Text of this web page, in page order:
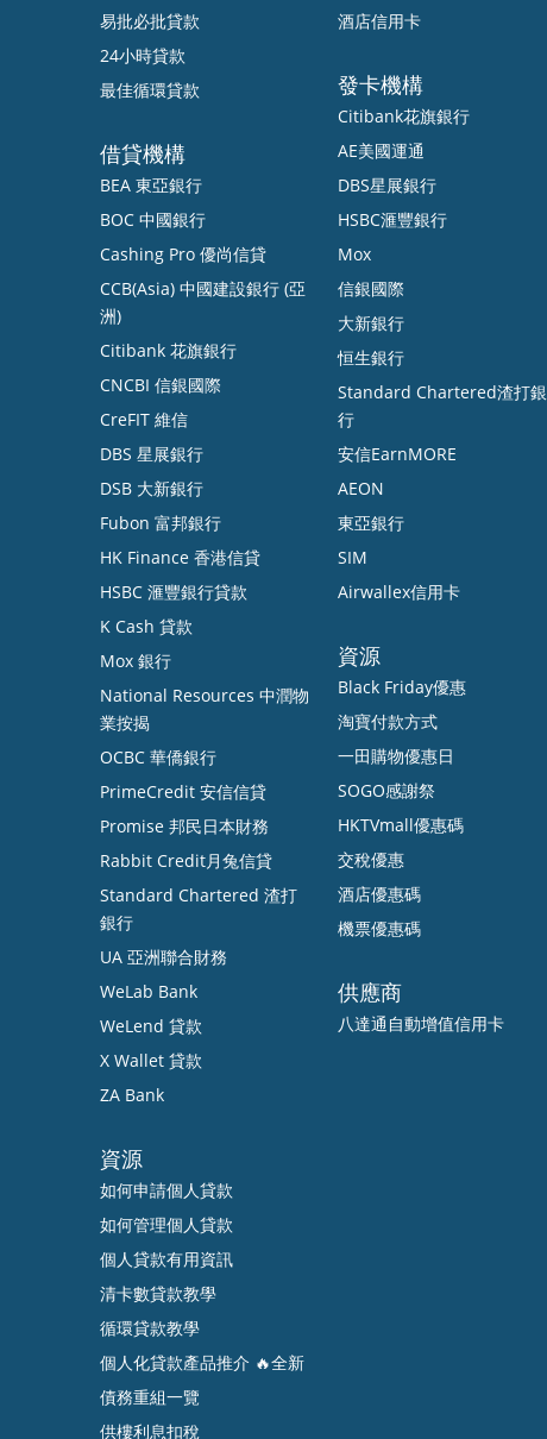
易批必批貸款
24小時貸款
最佳循環貸款
借貸機構
BEA 東亞銀行
BOC 中國銀行
Cashing Pro 優尚信貸
CCB(Asia) 中國建設銀行 (亞
洲)
Citibank 花旗銀行
CNCBI 信銀國際
CreFIT 維信
DBS 星展銀行
DSB 大新銀行
Fubon 富邦銀行
HK Finance 香港信貸
HSBC 滙豐銀行貸款
K Cash 貸款
Mox 銀行
National Resources 中潤物
業按揭
OCBC 華僑銀行
PrimeCredit 安信信貸
Promise 邦民日本財務
Rabbit Credit月兔信貸
Standard Chartered 渣打
銀行
UA 亞洲聯合財務
WeLab Bank
WeLend 貸款
X Wallet 貸款
ZA Bank
資源
如何申請個人貸款
如何管理個人貸款
個人貸款有用資訊
清卡數貸款教學
循環貸款教學
個人化貸款產品推介 🔥全新
債務重組一覽
供樓利息扣稅
酒店信用卡
發卡機構
Citibank花旗銀行
AE美國運通
DBS星展銀行
HSBC滙豐銀行
Mox
信銀國際
大新銀行
恒生銀行
Standard Chartered渣打銀
行
安信EarnMORE
AEON
東亞銀行
SIM
Airwallex信用卡
資源
Black Friday優惠
淘寶付款方式
一田購物優惠日
SOGO感謝祭
HKTVmall優惠碼
交稅優惠
酒店優惠碼
機票優惠碼
供應商
八達通自動增值信用卡